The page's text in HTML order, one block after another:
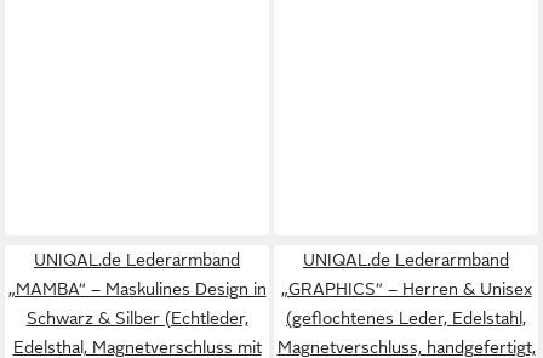
UNIQAL.de Lederarmband
„MAMBA“ – Maskulines Design in
Schwarz & Silber (Echtleder,
Edelsthal, Magnetverschluss mit
UNIQAL.de Lederarmband
„GRAPHICS“ – Herren & Unisex
(geflochtenes Leder, Edelstahl,
Magnetverschluss, handgefertigt,